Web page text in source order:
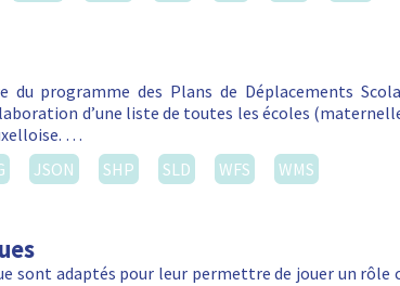
du programme des Plans de Déplacements
d’une liste de toutes les écoles
…
JSON SHP SLD WFS WMS
sont adaptés pour leur permettre de jouer un